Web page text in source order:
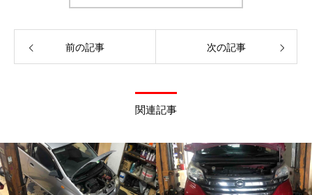
前の記事 次の記事
関連記事